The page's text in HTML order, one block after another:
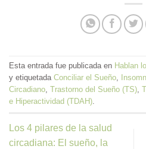
Esta entrada fue publicada en Hablan
y etiquetada Conciliar el Sueño,
Circadiano, Trastorno del Sueño (TS),
e Hiperactividad (TDAH).
Los 4 pilares de la salud
circadiana: El sueño, la